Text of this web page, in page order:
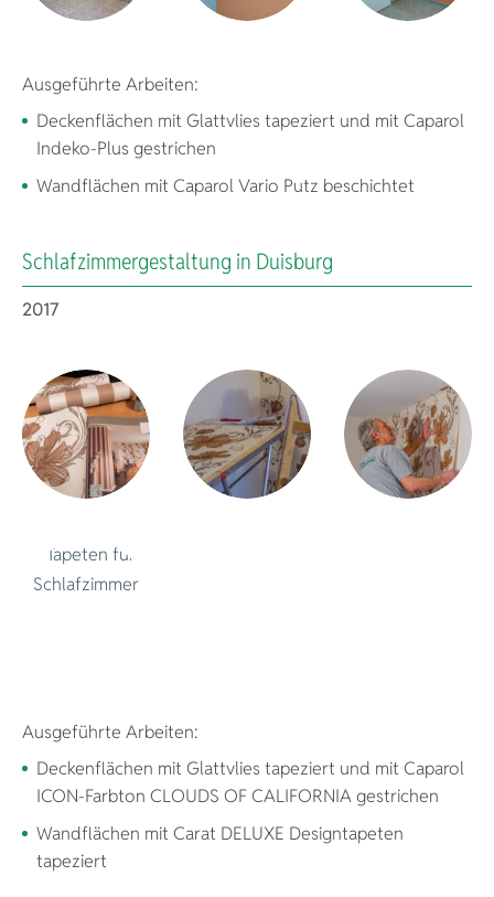
Ausgeführte Arbeiten:
Deckenflächen mit Glattvlies tapeziert und mit Caparol
Indeko-Plus gestrichen
Wandflächen mit Caparol Vario Putz beschichtet
Schlafzimmergestaltung in Duisburg
2017
Ausgeführte Arbeiten:
Deckenflächen mit Glattvlies tapeziert und mit Caparol
ICON-Farbton CLOUDS OF CALIFORNIA gestrichen
Wandflächen mit Carat DELUXE Designtapeten
tapeziert